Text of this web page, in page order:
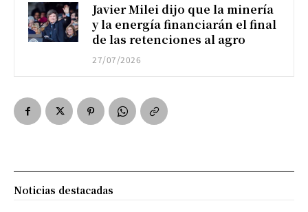
Javier Milei dijo que la minería
y la energía financiarán el final
de las retenciones al agro
27/07/2026
Noticias destacadas